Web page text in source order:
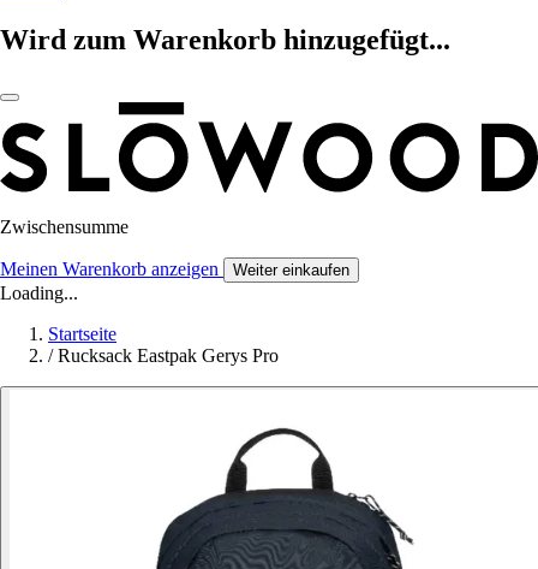
Wird zum Warenkorb hinzugefügt...
Zwischensumme
Meinen Warenkorb anzeigen Weiter einkaufen
Loading...
Startseite
/ Rucksack Eastpak Gerys Pro